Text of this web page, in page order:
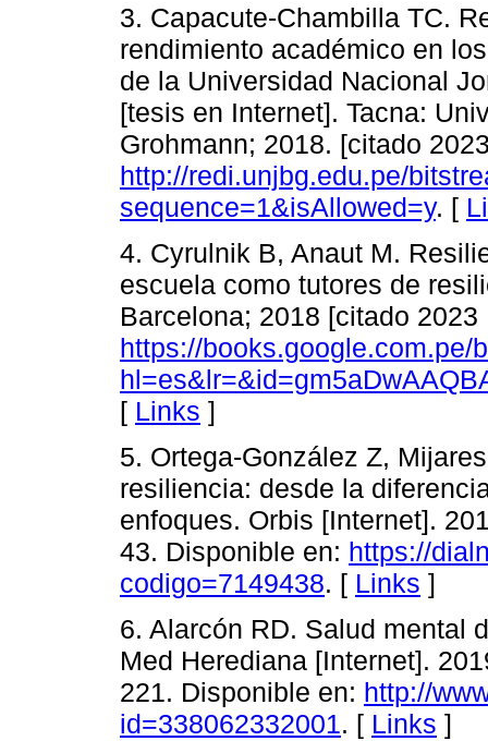
3. Capacute-Chambilla TC.
rendimiento académico en
de la Universidad Nacional
[tesis en Internet]. Tacna:
Grohmann; 2018. [citado
http://redi.unjbg.edu.pe/
sequence=1&isAllowed=y. [
4. Cyrulnik B, Anaut M.
escuela como tutores de
Barcelona; 2018 [citado
https://books.google.com.pe/
[ Links ]
5. Ortega-González Z,
resiliencia: desde la
enfoques. Orbis [Internet].
43. Disponible en: https://
codigo=7149438. [ Links ]
6. Alarcón RD. Salud mental
Med Herediana [Internet].
221. Disponible en: http://
id=338062332001. [ Links ]